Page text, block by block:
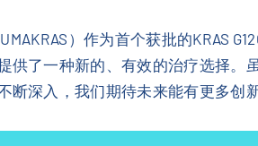
）作为首个获批的KRAS
供了一种新的、有效的治疗选择
断深入，我们期待未来能有更多创